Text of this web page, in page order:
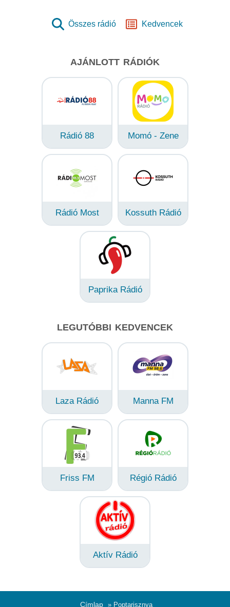
Összes rádió Kedvencek
AJÁNLOTT RÁDIÓK
Rádió 88 Momó - Zene
Rádió Most Kossuth Rádió
Paprika Rádió
LEGUTÓBBI KEDVENCEK
Laza Rádió Manna FM
Friss FM Régió Rádió
Aktív Rádió
Címlap » Poptarisznya